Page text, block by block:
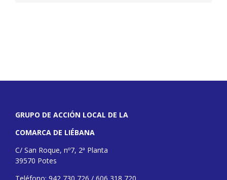
GRUPO DE ACCIÓN LOCAL DE LA
COMARCA DE LIÉBANA
C/ San Roque, nº7, 2ª Planta
39570 Potes